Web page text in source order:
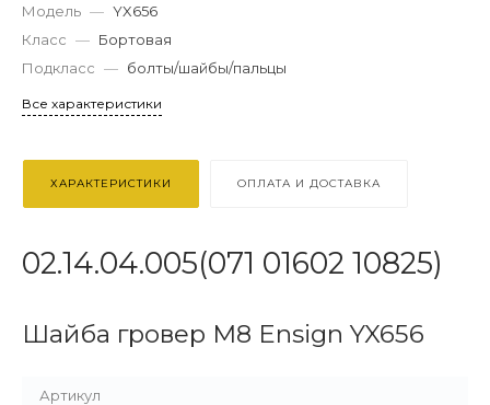
Модель — YX656
Класс — Бортовая
Подкласс — болты/шайбы/пальцы
Все характеристики
ХАРАКТЕРИСТИКИ ОПЛАТА И ДОСТАВКА
02.14.04.005(071 01602 10825)
Шайба гровер М8 Ensign YX656
Артикул